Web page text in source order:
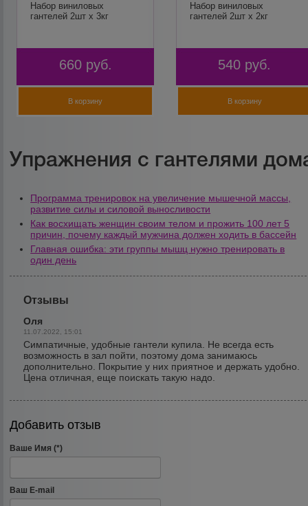
Набор виниловых
гантелей 2шт х 3кг
660 руб.
В корзину
Набор виниловых
гантелей 2шт х 2кг
540 руб.
В корзину
Упражнения с гантелями
Программа тренировок на увеличение мышечной массы,
развитие силы и силовой выносливости
Как восхищать женщин своим телом и прожить 100 лет 5
причин, почему каждый мужчина должен ходить в бассейн
Главная ошибка: эти группы мышц нужно тренировать в
один день
Отзывы
Оля
11.07.2022, 15:01
Симпатичные, удобные гантели купила. Не всегда есть
возможность в зал пойти, поэтому дома занимаюсь
дополнительно. Покрытие у них приятное и держать удобно.
Цена отличная, еще поискать такую надо.
Добавить отзыв
Ваше Имя (*)
Ваш E-mail